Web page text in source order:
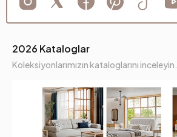
2026 Kataloglar
Koleksiyonlarımızın kataloglarını inceleyin.